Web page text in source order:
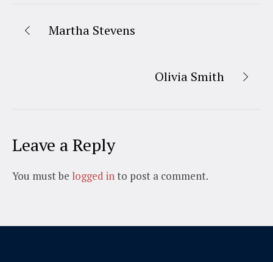
Martha Stevens
Olivia Smith
Leave a Reply
You must be logged into post a comment.